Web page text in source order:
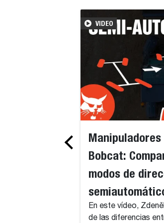
VIDEO
Bobcat:
modos de
En este vídeo,
de las diferencias